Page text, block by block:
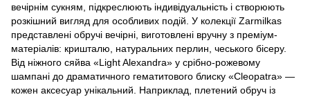
вечірнім сукням, підкреслюють індивідуальність і створюють
розкішний вигляд для особливих подій. У колекції Zarmilkas
представлені обручі вечірні, виготовлені вручну з преміум-
матеріалів: кришталю, натуральних перлин, чеського бісеру.
Від ніжного сяйва «Light Alexandra» у срібно-рожевому
шампані до драматичного гематитового блиску «Cleopatra» —
кожен аксесуар унікальний. Наприклад, плетений обруч із